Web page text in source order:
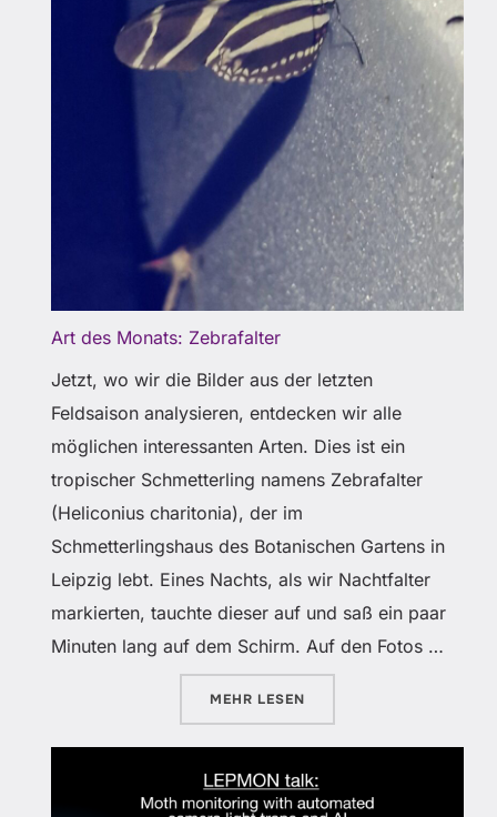
Art des Monats: Zebrafalter
Jetzt, wo wir die Bilder aus der letzten
Feldsaison analysieren, entdecken wir alle
möglichen interessanten Arten. Dies ist ein
tropischer Schmetterling namens Zebrafalter
(Heliconius charitonia), der im
Schmetterlingshaus des Botanischen Gartens in
Leipzig lebt. Eines Nachts, als wir Nachtfalter
markierten, tauchte dieser auf und saß ein paar
Minuten lang auf dem Schirm. Auf den Fotos …
MEHR ÜBER „ART DES MONATS:
LESEN